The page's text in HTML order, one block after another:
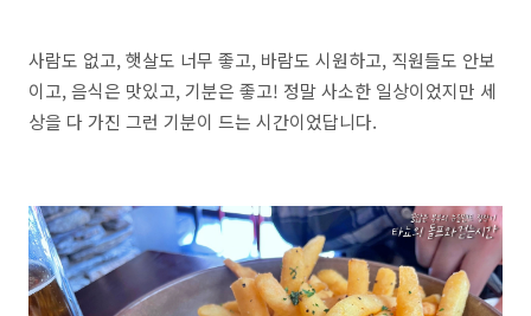
사람도 없고, 햇살도 너무 좋고, 바람도 시원하고, 직원들도 안보
이고, 음식은 맛있고, 기분은 좋고! 정말 사소한 일상이었지만 세
상을 다 가진 그런 기분이 드는 시간이었답니다.